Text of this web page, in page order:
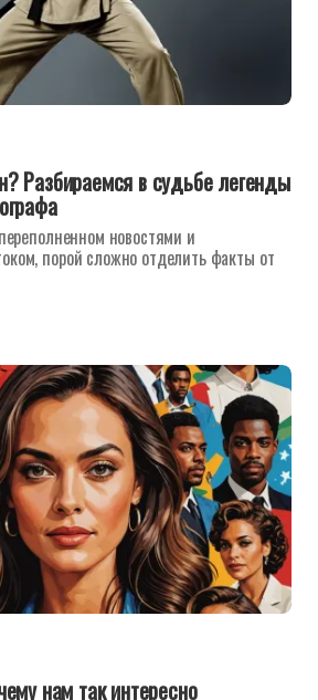
Разбираемся в судьбе легенды
новостями и
порой сложно отделить факты от
нам так интересно